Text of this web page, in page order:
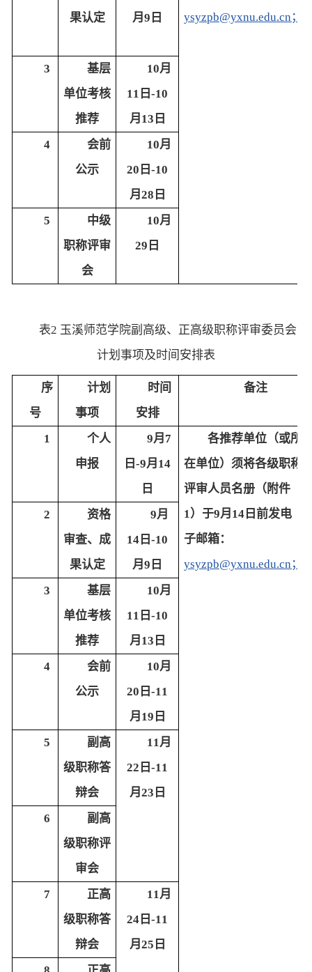
ysyzpb@yxnu.edu.cn；
果认定
月9日
3
基层
单位考核
推荐
10月
11日-10
月13日
4
会前
公示
10月
20日-10
月28日
5
中级
职称评审
会
10月
29日
表2 玉溪师范学院副高级、正高级职称评审委员会
计划事项及时间安排表
序
号
计划
事项
时间
安排
备注
1
个人
申报
9月7
日-9月14
日
各推荐单位（或所
在单位）须将各级职称
评审人员名册（附件
1）于9月14日前发电
子邮箱：
ysyzpb@yxnu.edu.cn；
2
资格
审查、成
果认定
9月
14日-10
月9日
3
基层
单位考核
推荐
10月
11日-10
月13日
4
会前
公示
10月
20日-11
月19日
5
副高
级职称答
辩会
11月
22日-11
月23日
6
副高
级职称评
审会
7
正高
级职称答
辩会
11月
24日-11
月25日